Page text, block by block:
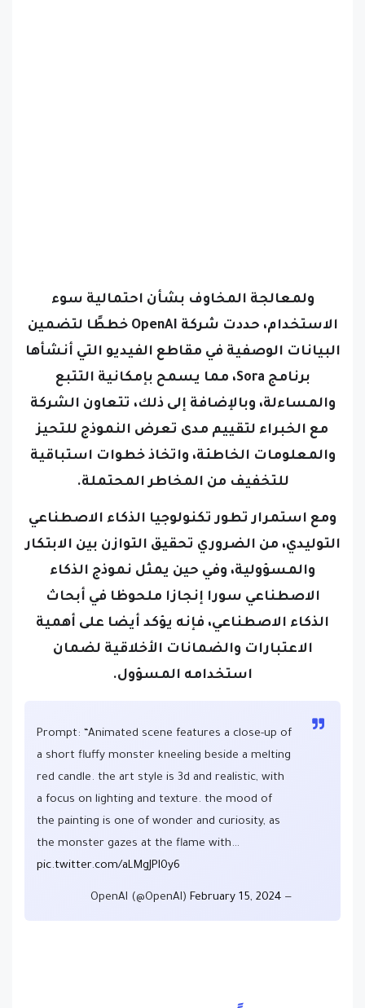
ولمعالجة المخاوف بشأن احتمالية سوء
الاستخدام، حددت شركة OpenAI خططًا لتضمين
البيانات الوصفية في مقاطع الفيديو التي أنشأها
برنامج Sora، مما يسمح بإمكانية التتبع
والمساءلة، وبالإضافة إلى ذلك، تتعاون الشركة
مع الخبراء لتقييم مدى تعرض النموذج للتحيز
والمعلومات الخاطئة، واتخاذ خطوات استباقية
للتخفيف من المخاطر المحتملة.
ومع استمرار تطور تكنولوجيا الذكاء الاصطناعي
التوليدي، من الضروري تحقيق التوازن بين الابتكار
والمسؤولية، وفي حين يمثل نموذج الذكاء
الاصطناعي سورا إنجازا ملحوظا في أبحاث
الذكاء الاصطناعي، فإنه يؤكد أيضا على أهمية
الاعتبارات والضمانات الأخلاقية لضمان
استخدامه المسؤول.
Prompt: “Animated scene features a close-up of
a short fluffy monster kneeling beside a melting
red candle. the art style is 3d and realistic, with
a focus on lighting and texture. the mood of
the painting is one of wonder and curiosity, as
the monster gazes at the flame with…
pic.twitter.com/aLMgJPI0y6
— OpenAI (@OpenAI)
February 15, 2024